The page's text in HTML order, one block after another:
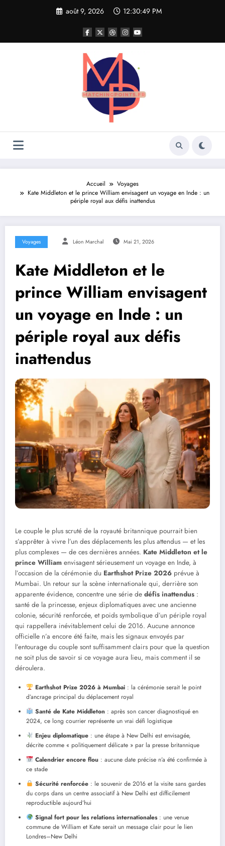
août 9, 2026 12:30:51 PM
Accueil
Voyages
Kate Middleton et le prince William envisagent un voyage en Inde : un
périple royal aux défis inattendus
Voyages Léon Marchal Mai 21, 2026
Kate Middleton et le
prince William envisagent
un voyage en Inde : un
périple royal aux défis
inattendus
Le couple le plus scruté de la royauté britannique pourrait bien
s’apprêter à vivre l’un des déplacements les plus attendus — et les
plus complexes — de ces dernières années. Kate Middleton et le
prince William envisagent sérieusement un voyage en Inde, à
l’occasion de la cérémonie du Earthshot Prize 2026 prévue à
Mumbai. Un retour sur la scène internationale qui, derrière son
apparente évidence, concentre une série de défis inattendus :
santé de la princesse, enjeux diplomatiques avec une ancienne
colonie, sécurité renforcée, et poids symbolique d’un périple royal
qui rappellera inévitablement celui de 2016. Aucune annonce
officielle n’a encore été faite, mais les signaux envoyés par
l’entourage du couple sont suffisamment clairs pour que la question
ne soit plus de savoir si ce voyage aura lieu, mais comment il se
déroulera.
Earthshot Prize 2026 à Mumbai: la cérémonie serait le point
d’ancrage principal du déplacement royal
Santé de Kate Middleton: après son cancer diagnostiqué en
2024, ce long courrier représente un vrai défi logistique
Enjeu diplomatique: une étape à New Delhi est envisagée,
décrite comme « politiquement délicate » par la presse britannique
Calendrier encore flou: aucune date précise n’a été confirmée à
ce stade
Sécurité renforcée: le souvenir de 2016 et la visite sans gardes
du corps dans un centre associatif à New Delhi est difficilement
reproductible aujourd’hui
Signal fort pour les relations internationales: une venue
commune de William et Kate serait un message clair pour le lien
Londres–New Delhi